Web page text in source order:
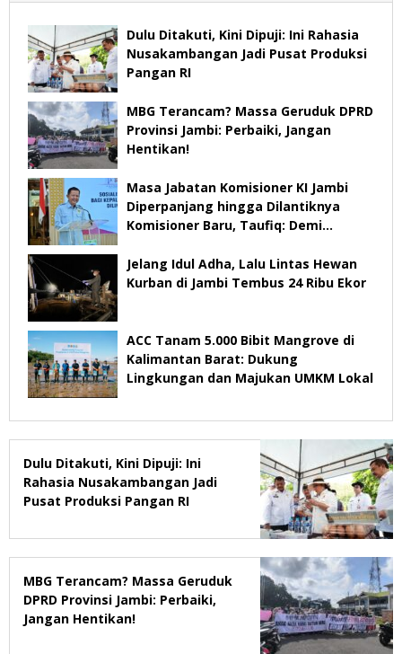
Dulu Ditakuti, Kini Dipuji: Ini Rahasia
Nusakambangan Jadi Pusat Produksi
Pangan RI
MBG Terancam? Massa Geruduk DPRD
Provinsi Jambi: Perbaiki, Jangan
Hentikan!
Masa Jabatan Komisioner KI Jambi
Diperpanjang hingga Dilantiknya
Komisioner Baru, Taufiq: Demi
Jelang Idul Adha, Lalu Lintas Hewan
Kurban di Jambi Tembus 24 Ribu Ekor
ACC Tanam 5.000 Bibit Mangrove di
Kalimantan Barat: Dukung
Lingkungan dan Majukan UMKM Lokal
Dulu Ditakuti, Kini Dipuji: Ini
Rahasia Nusakambangan Jadi
Pusat Produksi Pangan RI
MBG Terancam? Massa Geruduk
DPRD Provinsi Jambi: Perbaiki,
Jangan Hentikan!